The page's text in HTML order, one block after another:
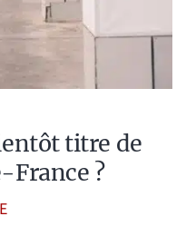
titre de
?